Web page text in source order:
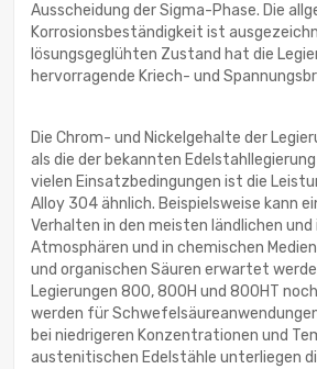
Ausscheidung der Sigma-Phase. Die
Korrosionsbeständigkeit ist
lösungsgeglühten Zustand hat die
hervorragende Kriech- und
Die Chrom- und Nickelgehalte der
als die der bekannten
vielen Einsatzbedingungen ist die
Alloy 304 ähnlich. Beispielsweise kann
Verhalten in den meisten ländlichen
Atmosphären und in chemischen
und organischen Säuren erwartet
Legierungen 800, 800H und 800HT
werden für
bei niedrigeren Konzentrationen und
austenitischen Edelstähle unterliegen